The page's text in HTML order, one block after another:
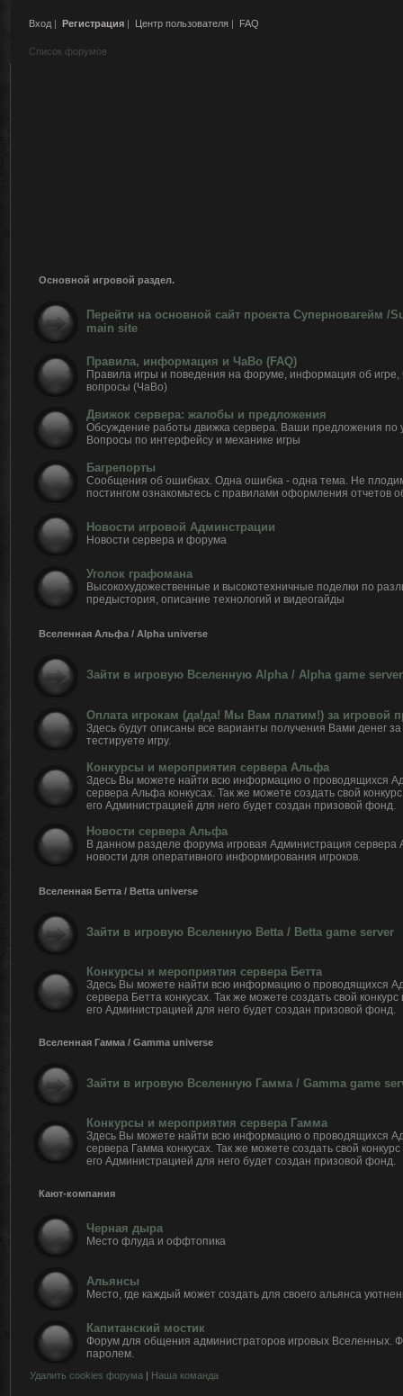
Вход | Регистрация | Центр пользователя | FAQ
Список форумов
Основной игровой раздел.
Перейти на основной сайт проекта Суперновагейм /
main site
Правила, информация и ЧаВо (FAQ)
Правила игры и поведения на форуме, информация об игре,
вопросы (ЧаВо)
Движок сервера: жалобы и предложения
Обсуждение работы движка сервера. Ваши предложения по
Вопросы по интерфейсу и механике игры
Багрепорты
Сообщения об ошибках. Одна ошибка - одна тема. Не
постингом ознакомьтесь с правилами оформления отчетов
Новости игровой Админстрации
Новости сервера и форума
Уголок графомана
Высокохудожественные и высокотехничные поделки по
предыстория, описание технологий и видеогайды
Вселенная Альфа / Alpha universe
Зайти в игровую Вселенную Alpha / Alpha game server
Оплата игрокам (да!да! Мы Вам платим!) за игровой
Здесь будут описаны все варианты получения Вами денег
тестируете игру.
Конкурсы и мероприятия сервера Альфа
Здесь Вы можете найти всю информацию о проводящихся
сервера Альфа конкусах. Так же можете создать свой
его Администрацией для него будет создан призовой фонд.
Новости сервера Альфа
В данном разделе форума игровая Администрация
новости для оперативного информирования игроков.
Вселенная Бетта / Betta universe
Зайти в игровую Вселенную Betta / Betta game server
Конкурсы и мероприятия сервера Бетта
Здесь Вы можете найти всю информацию о проводящихся
сервера Бетта конкусах. Так же можете создать свой
его Администрацией для него будет создан призовой фонд.
Вселенная Гамма / Gamma universe
Зайти в игровую Вселенную Гамма / Gamma game
Конкурсы и мероприятия сервера Гамма
Здесь Вы можете найти всю информацию о проводящихся
сервера Гамма конкусах. Так же можете создать свой
его Администрацией для него будет создан призовой фонд.
Кают-компания
Черная дыра
Место флуда и оффтопика
Альянсы
Место, где каждый может создать для своего альянса
Капитанский мостик
Форум для общения администраторов игровых Вселенных.
паролем.
Удалить cookies форума | Наша команда